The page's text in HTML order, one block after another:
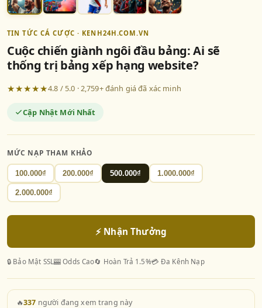
TIN TỨC CÁ CƯỢC · KENH24H.COM.VN
Cuộc chiến giành ngôi đầu bảng: Ai sẽ
thống trị bảng xếp hạng website?
★★★★★4.8 / 5.0 · 2,759+ đánh giá đã xác minh
Cập Nhật Mới Nhất
MỨC NẠP THAM KHẢO
100.000₫ 200.000₫ 500.000₫ 1.000.000₫
2.000.000₫
⚡ Nhận Thưởng
🔒 Bảo Mật SSL🎰 Odds Cao🔄 Hoàn Trả 1.5%💳 Đa Kênh Nạp
🔥337 người đang xem trang này